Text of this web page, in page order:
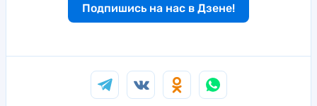
Подпишись на нас в Дзене!